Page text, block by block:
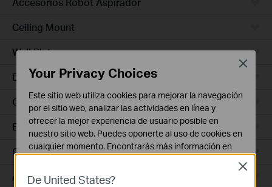
Ceiling Mount
Wall Plate
Desktop
Outdoor
Bridges
GPON
Access Plus
De United States?
Close
Your Privacy Choices
Este sitio web utiliza cookies para mejorar la navegación
por el sitio web, analizar las actividades en línea y
ofrecer la mejor experiencia de usuario posible en
nuestro sitio web. Puedes oponerte al uso de cookies en
cualquier momento. Encontrarás más información en
Cookies Básicas
Close